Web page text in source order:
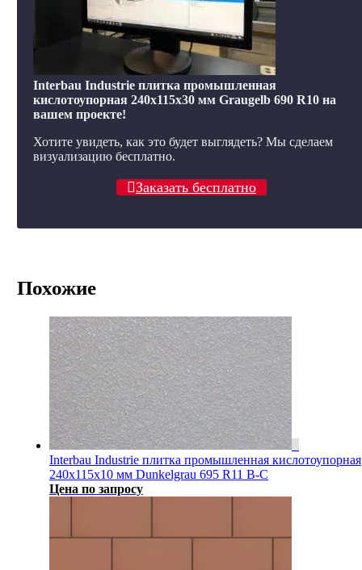
Interbau Industrie плитка промышленная
кислотоупорная 240x115x30 мм Graugelb 690 R10 на
вашем проекте!
Хотите увидеть, как это будет выглядеть? Мы сделаем
визуализацию бесплатно.
Заказать бесплатно
Похожие
Interbau Industrie плитка промышленная кислотоупорная
240x115x10 мм Dunkelgrau 695 R11 B-C
Цена по запросу